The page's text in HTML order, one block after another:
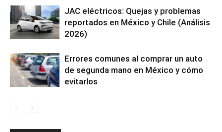
JAC eléctricos: Quejas y problemas
reportados en México y Chile (Análisis
2026)
Errores comunes al comprar un auto
de segunda mano en México y cómo
evitarlos